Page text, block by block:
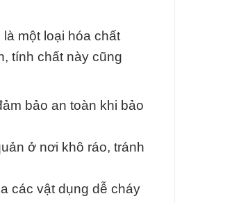
một loại hóa chất
tính chất này cũng
bảo an toàn khi bảo
ở nơi khô ráo, tránh
các vật dụng dễ cháy